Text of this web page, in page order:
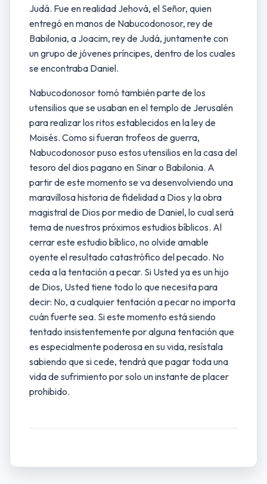
Judá. Fue en realidad Jehová, el Señor, quien
entregó en manos de Nabucodonosor, rey de
Babilonia, a Joacim, rey de Judá, juntamente con
un grupo de jóvenes príncipes, dentro de los cuales
se encontraba Daniel.
Nabucodonosor tomó también parte de los
utensilios que se usaban en el templo de Jerusalén
para realizar los ritos establecidos en la ley de
Moisés. Como si fueran trofeos de guerra,
Nabucodonosor puso estos utensilios en la casa del
tesoro del dios pagano en Sinar o Babilonia. A
partir de este momento se va desenvolviendo una
maravillosa historia de fidelidad a Dios y la obra
magistral de Dios por medio de Daniel, lo cual será
tema de nuestros próximos estudios bíblicos. Al
cerrar este estudio bíblico, no olvide amable
oyente el resultado catastrófico del pecado. No
ceda a la tentación a pecar. Si Usted ya es un hijo
de Dios, Usted tiene todo lo que necesita para
decir: No, a cualquier tentación a pecar no importa
cuán fuerte sea. Si este momento está siendo
tentado insistentemente por alguna tentación que
es especialmente poderosa en su vida, resístala
sabiendo que si cede, tendrá que pagar toda una
vida de sufrimiento por solo un instante de placer
prohibido.